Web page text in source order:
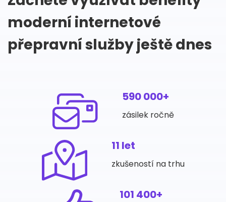
moderní internetové
přepravní služby ještě dnes
590 000+
zásilek ročně
11 let
zkušeností na trhu
101 400+